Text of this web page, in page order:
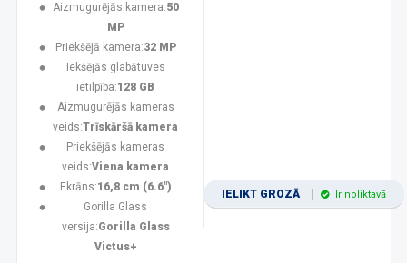
Aizmugurējās kamera:50
MP
Priekšējā kamera:32 MP
Iekšējās glabātuves
ietilpība:128 GB
Aizmugurējās kameras
veids:Trīskāršā kamera
Priekšējās kameras
veids:Viena kamera
Ekrāns:16,8 cm (6.6")
Gorilla Glass
versija:Gorilla Glass
Victus+
IELIKT GROZĀ Ir noliktavā